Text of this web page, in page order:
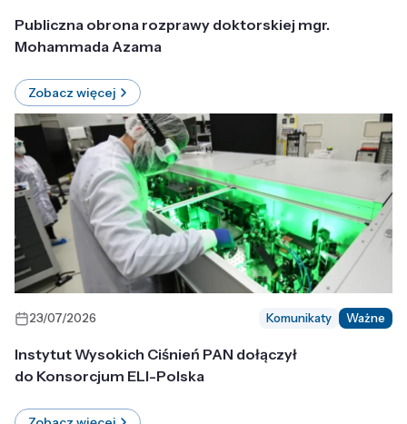
Publiczna obrona rozprawy doktorskiej mgr.
Mohammada Azama
Zobacz więcej
23/07/2026 Komunikaty Ważne
Instytut Wysokich Ciśnień PAN dołączył
do Konsorcjum ELI-Polska